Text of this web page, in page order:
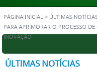
PÁGINA INICIAL > ÚLTIMAS
PARA APRIMORAR O PROCESSO
INOVAÇÃO
ÚLTIMAS NOTÍCIAS